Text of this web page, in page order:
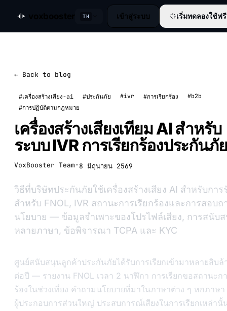
TH เข้าสู่ระบบ เริ่มทดลองใช้ฟรี
← Back to blog
#เครื่องสร้างเสียง-ai #ประกันภัย #ivr #การเรียกร้อง
#b2b
#การปฏิบัติตามกฎหมาย
เครื่องสร้างเสียงเทียม AI สำหรับ
ระบบ IVR การเรียกร้องประกันภัย
VoxBooster Team · 8 มิถุนายน 2569
วิธีที่บริษัทประกันภัยใช้เครื่องสร้างเสียง AI สำหรับการ
สำหรับ FNOL, IVR สถานะการเรียกร้องและการสอบถ
นโยบาย — ข้อมูลจำเพาะของโปรไฟล์เสียง, การสนับ
หลายภาษา, ข้อพิจารณา TCPA และ KYC
ศูนย์สนับสนุนลูกค้าประกันภัยได้รับการเรียกเข้ามาหลายสิบล้
ต่อปี — รายงาน FNOL เวลา 2 นาฬิกา การเรียกขอสถานะก
ร้องในช่วงเที่ยง คำถามนโยบายที่มาในภาษาต่าง ๆ หกภาษ
ผู้ประกอบการส่วนใหญ่ ประสบการณ์เสียงในการเรียกเหล่านั้